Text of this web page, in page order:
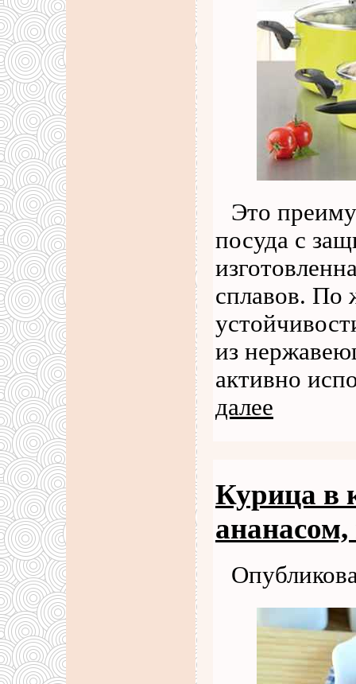
Это
посуда с
сплавов. По
из
активно
далее
Курица в